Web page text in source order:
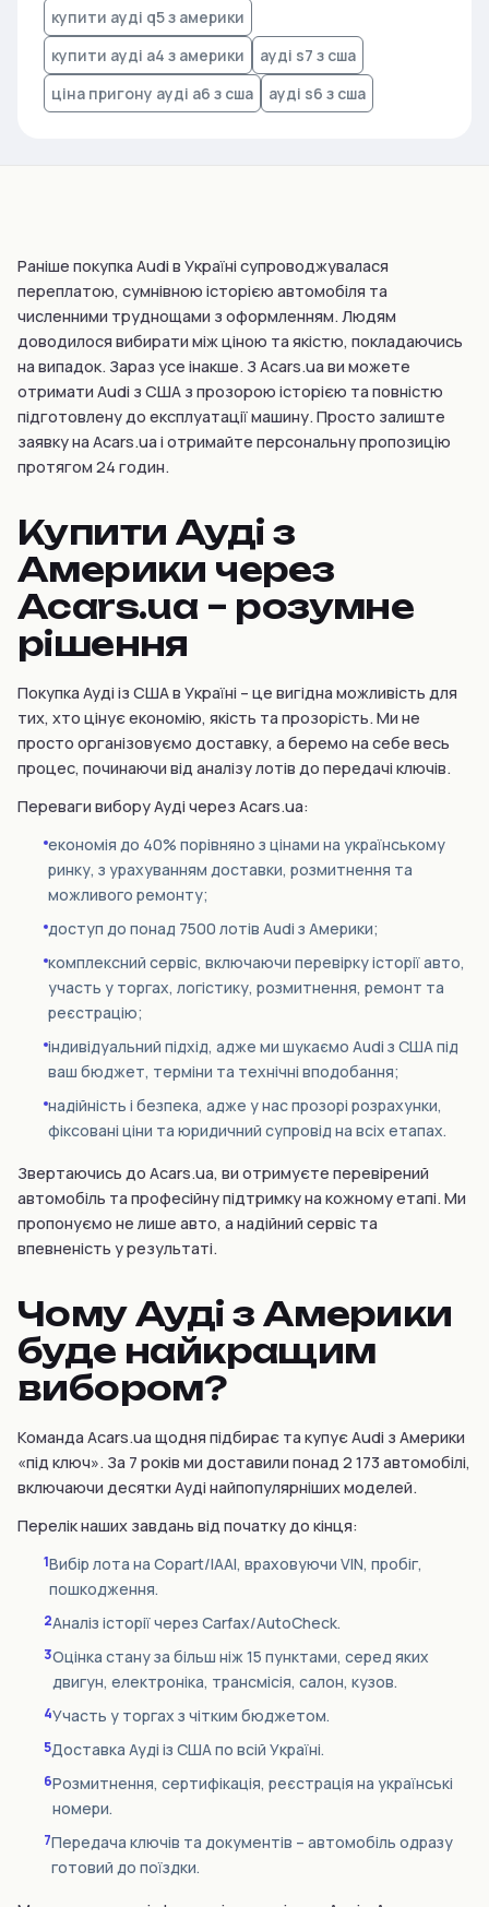
купити ауді q5 з америки
купити ауді а4 з америки
ауді s7 з сша
ціна пригону ауді а6 з сша
ауді s6 з сша
Раніше покупка Audi в Україні супроводжувалася
переплатою, сумнівною історією автомобіля та
численними труднощами з оформленням. Людям
доводилося вибирати між ціною та якістю, покладаючись
на випадок. Зараз усе інакше. З Acars.ua ви можете
отримати Audi з США з прозорою історією та повністю
підготовлену до експлуатації машину. Просто залиште
заявку на Acars.ua і отримайте персональну пропозицію
протягом 24 годин.
Купити Ауді з
Америки через
Acars.ua – розумне
рішення
Покупка Ауді із США в Україні – це вигідна можливість для
тих, хто цінує економію, якість та прозорість. Ми не
просто організовуємо доставку, а беремо на себе весь
процес, починаючи від аналізу лотів до передачі ключів.
Переваги вибору Ауді через Acars.ua:
економія до 40% порівняно з цінами на українському
ринку, з урахуванням доставки, розмитнення та
можливого ремонту;
доступ до понад 7500 лотів Audi з Америки;
комплексний сервіс, включаючи перевірку історії авто,
участь у торгах, логістику, розмитнення, ремонт та
реєстрацію;
індивідуальний підхід, адже ми шукаємо Audi з США під
ваш бюджет, терміни та технічні вподобання;
надійність і безпека, адже у нас прозорі розрахунки,
фіксовані ціни та юридичний супровід на всіх етапах.
Звертаючись до Acars.ua, ви отримуєте перевірений
автомобіль та професійну підтримку на кожному етапі. Ми
пропонуємо не лише авто, а надійний сервіс та
впевненість у результаті.
Чому Ауді з Америки
буде найкращим
вибором?
Команда Acars.ua щодня підбирає та купує Audi з Америки
«під ключ». За 7 років ми доставили понад 2 173 автомобілі,
включаючи десятки Ауді найпопулярніших моделей.
Перелік наших завдань від початку до кінця:
1Вибір лота на Copart/IAAI, враховуючи VIN, пробіг,
пошкодження.
2Аналіз історії через Carfax/AutoCheck.
3Оцінка стану за більш ніж 15 пунктами, серед яких
двигун, електроніка, трансмісія, салон, кузов.
4Участь у торгах з чітким бюджетом.
5Доставка Ауді із США по всій Україні.
6Розмитнення, сертифікація, реєстрація на українські
номери.
7Передача ключів та документів – автомобіль одразу
готовий до поїздки.